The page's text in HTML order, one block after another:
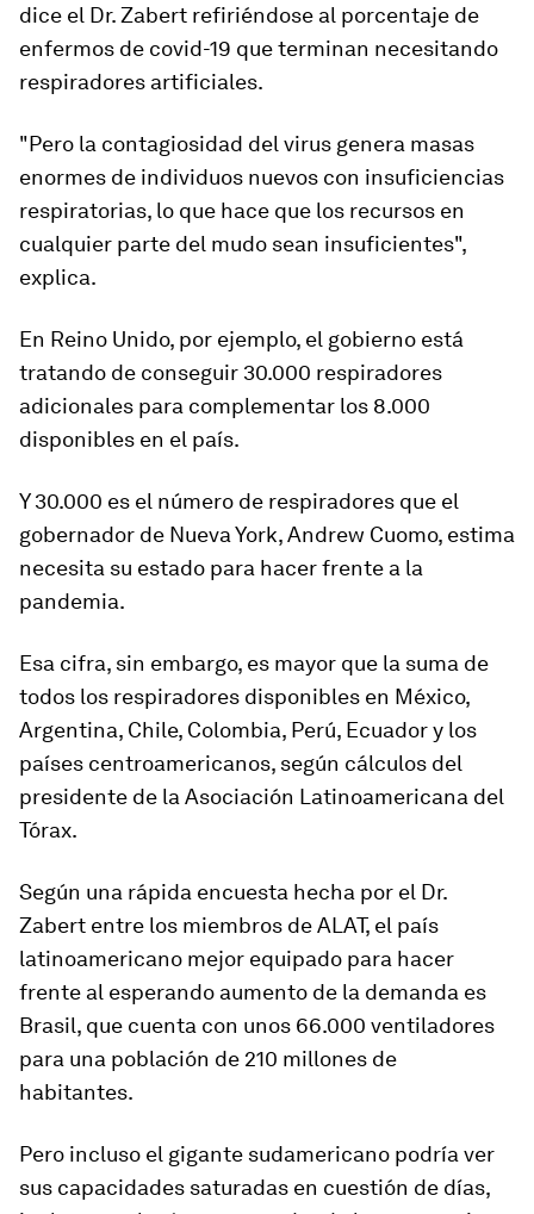
dice el Dr. Zabert refiriéndose al porcentaje de
enfermos de covid-19 que terminan necesitando
respiradores artificiales.
"Pero la contagiosidad del virus genera masas
enormes de individuos nuevos con insuficiencias
respiratorias, lo que hace que los recursos en
cualquier parte del mudo sean insuficientes",
explica.
En Reino Unido, por ejemplo, el gobierno está
tratando de conseguir 30.000 respiradores
adicionales para complementar los 8.000
disponibles en el país.
Y 30.000 es el número de respiradores que el
gobernador de Nueva York, Andrew Cuomo, estima
necesita su estado para hacer frente a la
pandemia.
Esa cifra, sin embargo, es mayor que la suma de
todos los respiradores disponibles en México,
Argentina, Chile, Colombia, Perú, Ecuador y los
países centroamericanos, según cálculos del
presidente de la Asociación Latinoamericana del
Tórax.
Según una rápida encuesta hecha por el Dr.
Zabert entre los miembros de ALAT, el país
latinoamericano mejor equipado para hacer
frente al esperando aumento de la demanda es
Brasil, que cuenta con unos 66.000 ventiladores
para una población de 210 millones de
habitantes.
Pero incluso el gigante sudamericano podría ver
sus capacidades saturadas en cuestión de días,